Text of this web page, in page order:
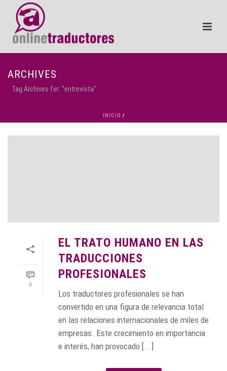
ARCHIVES
Tag Archives for: "entrevista"
INICIO /
0
EL TRATO HUMANO EN LAS
TRADUCCIONES
PROFESIONALES
Los traductores profesionales se han
convertido en una figura de relevancia total
en las relaciones internacionales de miles de
empresas. Este crecimiento en importancia
e interés, han provocado [...]